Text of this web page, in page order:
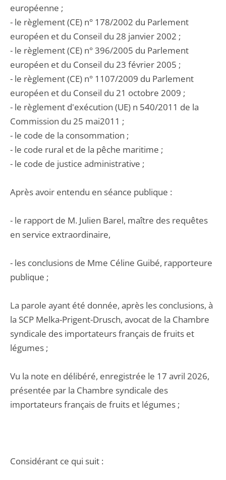
européenne ;
- le règlement (CE) n° 178/2002 du Parlement
européen et du Conseil du 28 janvier 2002 ;
- le règlement (CE) n° 396/2005 du Parlement
européen et du Conseil du 23 février 2005 ;
- le règlement (CE) n° 1107/2009 du Parlement
européen et du Conseil du 21 octobre 2009 ;
- le règlement d'exécution (UE) n 540/2011 de la
Commission du 25 mai2011 ;
- le code de la consommation ;
- le code rural et de la pêche maritime ;
- le code de justice administrative ;
Après avoir entendu en séance publique :
- le rapport de M. Julien Barel, maître des requêtes
en service extraordinaire,
- les conclusions de Mme Céline Guibé, rapporteure
publique ;
La parole ayant été donnée, après les conclusions, à
la SCP Melka-Prigent-Drusch, avocat de la Chambre
syndicale des importateurs français de fruits et
légumes ;
Vu la note en délibéré, enregistrée le 17 avril 2026,
présentée par la Chambre syndicale des
importateurs français de fruits et légumes ;
Considérant ce qui suit :